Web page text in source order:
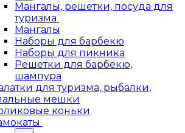
Мангалы, решетки, посуда для
туризма
Мангалы
Наборы для барбекю
Наборы для пикника
Решетки для барбекю,
шампура
для туризма, рыбалки,
мешки
коньки